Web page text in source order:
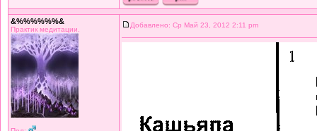
&%%%%%%&
Практик медитации.
Добавлено: Ср Май 23, 2012 2:11 pm